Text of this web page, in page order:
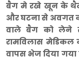
बैग मे रखे खून के थैले
और घटना से अवगत
वाले बैग को लेने
रामविलास
वापस भेज दिया